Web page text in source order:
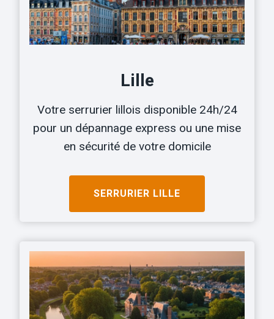
Lille
Votre serrurier lillois disponible 24h/24
pour un dépannage express ou une mise
en sécurité de votre domicile
SERRURIER LILLE